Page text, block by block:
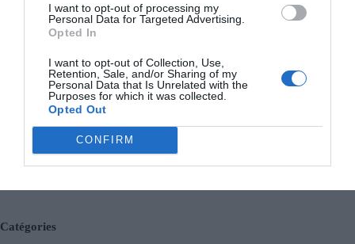
I want to opt-out of processing my
Personal Data for Targeted Advertising.
Opted In
I want to opt-out of Collection, Use,
Retention, Sale, and/or Sharing of my
Personal Data that Is Unrelated with the
Purposes for which it was collected.
Opted Out
CONFIRM
Équilibre Vie Professionnelle et Personnelle : Stratégies
Catégories